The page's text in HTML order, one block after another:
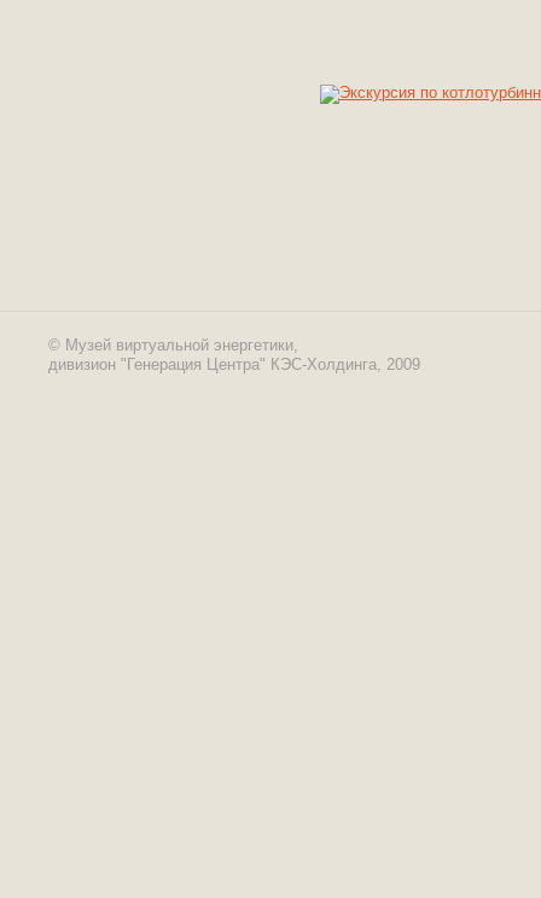
© Музей виртуальной энергетики,
дивизион "Генерация Центра" КЭС-Холдинга, 2009